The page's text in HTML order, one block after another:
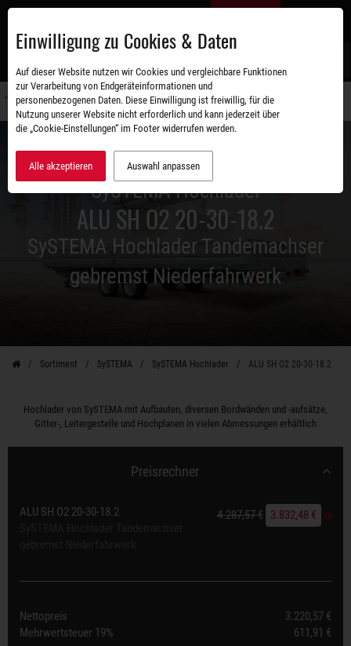
Zum
SySTEMA Hochlader
ALU SH O2 20-30-18.2
SySTEMA Hochlader Tandemachser
gebremst Niederfahrwerk
Sortiment SySTEMA SySTEMA Hochlader ALU SH O2 20-30-18.2
Hochlader von SySTEMA mit Aufbauten, diversen Bordwänden und -aufsätze,
Gitter-, Leitergestelle und Hochplanen in vielen Abmessungen erhältlich
Preisrechner
ALU SH O2 20-30-18.2 4.287,57 € 3.832,48 €
Nettopreis
3.220,57 €
Mehrwertsteuer 19% 611,91 €
Einwilligung zu Cookies & Daten
Auf dieser Website nutzen wir Cookies und vergleichbare Funktionen
zur Verarbeitung von Endgeräteinformationen und
personenbezogenen Daten. Diese Einwilligung ist freiwillig, für die
Nutzung unserer Website nicht erforderlich und kann jederzeit über
die „Cookie-Einstellungen“ im Footer widerrufen werden.
Alle akzeptieren Auswahl anpassen